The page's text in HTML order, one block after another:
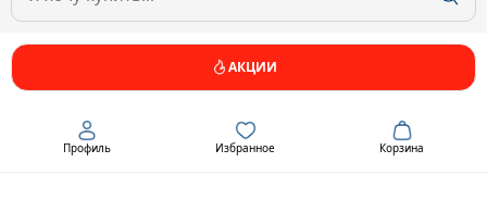
АКЦИИ
Профиль Избранное Корзина